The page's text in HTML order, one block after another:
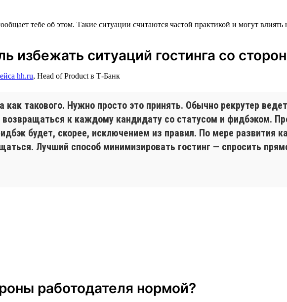
тебе об этом. Такие ситуации считаются частой практикой и могут влиять
ситуаций гостинга со
hh.ru, Head of Product в Т-Банк
такового. Нужно просто это принять. Обычно рекрутер
к каждому кандидату со статусом и фидбэком.
будет, скорее, исключением из правил. По мере развития
Лучший способ минимизировать гостинг — спросить
работодателя нормой?